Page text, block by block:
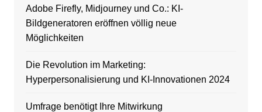
Adobe Firefly, Midjourney und Co.: KI-
Bildgeneratoren eröffnen völlig neue
Möglichkeiten
Die Revolution im Marketing:
Hyperpersonalisierung und KI-Innovationen 2024
Umfrage benötigt Ihre Mitwirkung